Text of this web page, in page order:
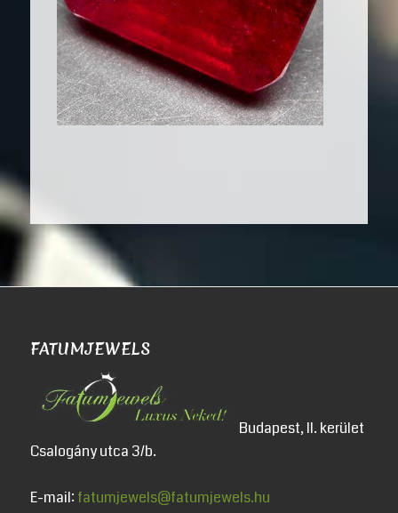
FATUMJEWELS
Budapest, II. kerület
Csalogány utca 3/b.
E-mail: fatumjewels@fatumjewels.hu